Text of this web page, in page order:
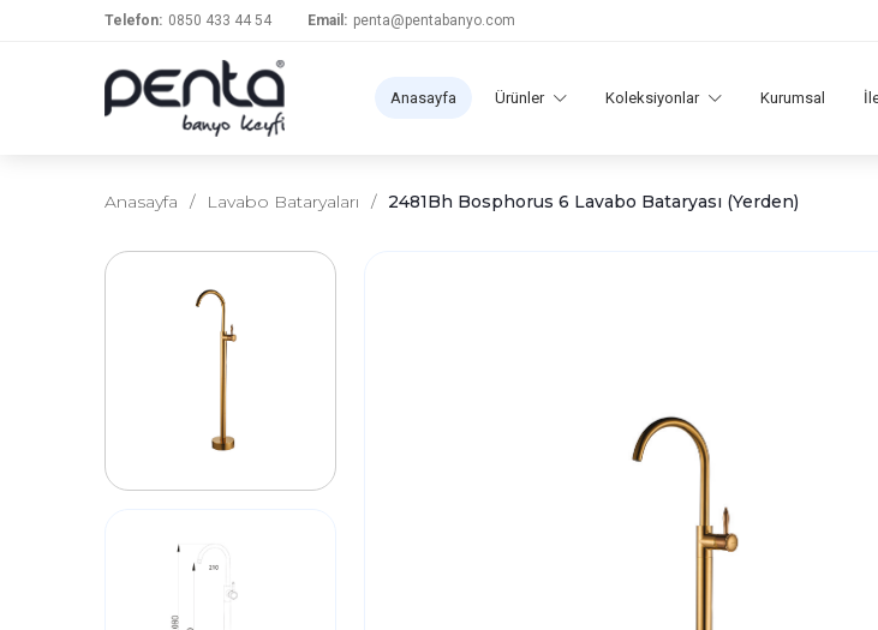
Telefon: 0850 433 44 54 Email: penta@pentabanyo.com
Anasayfa Ürünler Koleksiyonlar Kurumsal
Anasayfa / Lavabo Bataryaları / 2481Bh Bosphorus 6 Lavabo Bataryası (Yerden)